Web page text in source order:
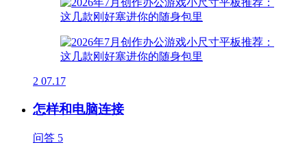
2 07.17
怎样和电脑连接
问答 5